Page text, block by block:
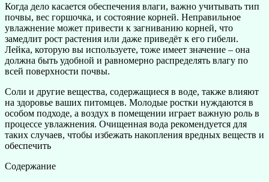
Когда дело касается обеспечения влаги, важно учитывать тип
почвы, вес горшочка, и состояние корней. Неправильное
увлажнение может привести к загниванию корней, что
замедлит рост растения или даже приведёт к его гибели.
Лейка, которую вы используете, тоже имеет значение – она
должна быть удобной и равномерно распределять влагу по
всей поверхности почвы.
Соли и другие вещества, содержащиеся в воде, также влияют
на здоровье ваших питомцев. Молодые ростки нуждаются в
особом подходе, а воздух в помещении играет важную роль в
процессе увлажнения. Очищенная вода рекомендуется для
таких случаев, чтобы избежать накопления вредных веществ и
обеспечить
Содержание